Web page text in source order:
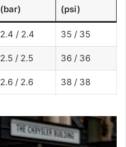
(bar)
(psi)
2.4 / 2.4 35 / 35
2.5 / 2.5 36 / 36
2.6 / 2.6 38 / 38